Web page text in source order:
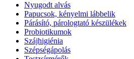
Nyugodt alvás
Papucsok, kényelmi lábbelik
Párásító, párologtató készülékek
Probiotikumok
Szájhigiénia
Szépségápolás